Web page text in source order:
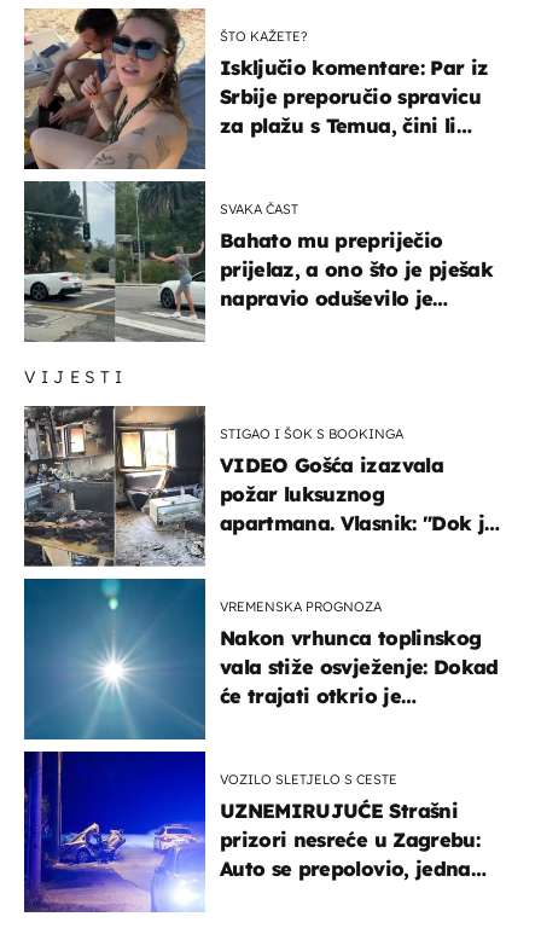
VIJESTI
STIGAO I ŠOK S BOOKINGA
VIDEO Gošća izazvala
požar luksuznog
apartmana. Vlasnik: "Dok je
VREMENSKA PROGNOZA
Nakon vrhunca toplinskog
vala stiže osvježenje: Dokad
će trajati otkrio je
VOZILO SLETJELO S CESTE
UZNEMIRUJUĆE Strašni
prizori nesreće u Zagrebu:
Auto se prepolovio, jedna
ŠTO KAŽETE?
Isključio komentare: Par iz
Srbije preporučio spravicu
za plažu s Temua, čini li
SVAKA ČAST
Bahato mu prepriječio
prijelaz, a ono što je pješak
napravio oduševilo je